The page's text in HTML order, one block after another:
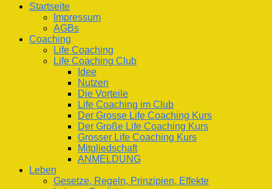
Startseite
Impressum
AGBs
Coaching
Life Coaching
Life Coaching Club
Idee
Nutzen
Die Vorteile
Life Coaching im Club
Der Grosse Life Coaching Kurs
Der Große Life Coaching Kurs
Grosser Life Coaching Kurs
Mitgliedschaft
ANMELDUNG
Leben
Gesetze, Regeln, Prinzipien, Effekte